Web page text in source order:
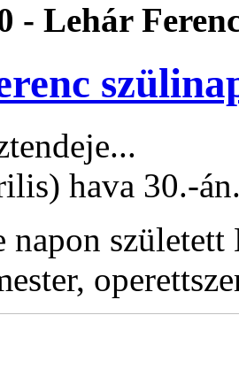
- Lehár
hava 30.-
napon